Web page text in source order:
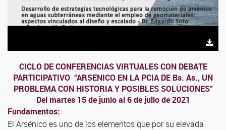
CICLO DE CONFERENCIAS VIRTUALES CON DEBATE
PARTICIPATIVO “ARSENICO EN LA PCIA DE Bs. As., UN
PROBLEMA CON HISTORIA Y POSIBLES SOLUCIONES”
Del martes 15 de junio al 6 de julio de 2021
Fundamentos:
El Arsénico es uno de los elementos que por su elevada